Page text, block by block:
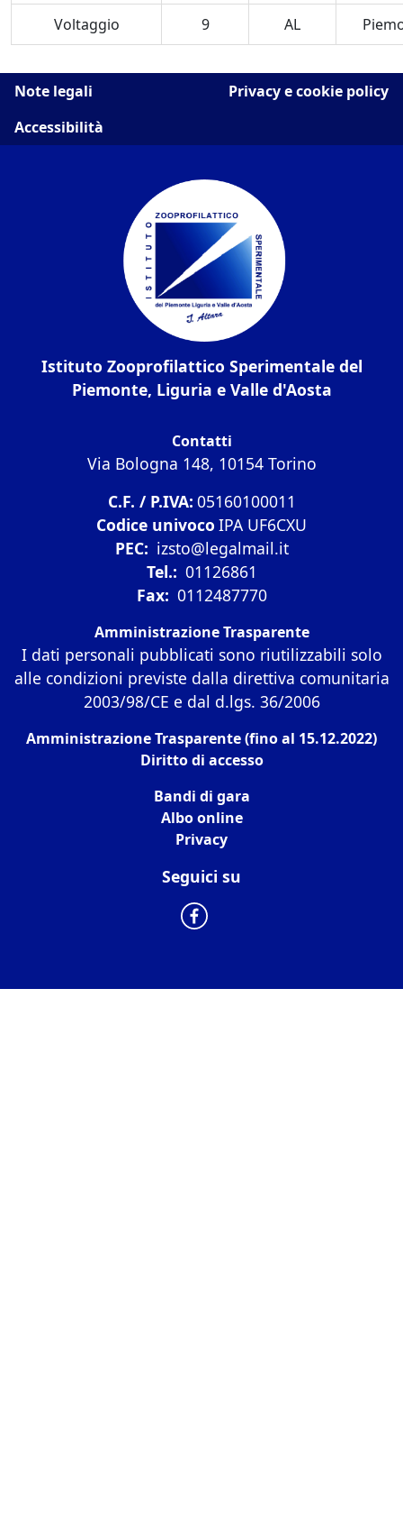
Voltaggio 9 AL
Note legali
Privacy e cookie policy
Accessibilità
Istituto Zooprofilattico Sperimentale del
Piemonte, Liguria e Valle d'Aosta
Contatti
Via Bologna 148, 10154 Torino
C.F. / P.IVA: 05160100011
Codice univoco IPA UF6CXU
PEC: izsto@legalmail.it
Tel.: 01126861
Fax: 0112487770
Amministrazione Trasparente
I dati personali pubblicati sono riutilizzabili solo
alle condizioni previste dalla direttiva comunitaria
2003/98/CE e dal d.lgs. 36/2006
Amministrazione Trasparente (fino al 15.12.2022)
Diritto di accesso
Bandi di gara
Albo online
Privacy
Seguici su